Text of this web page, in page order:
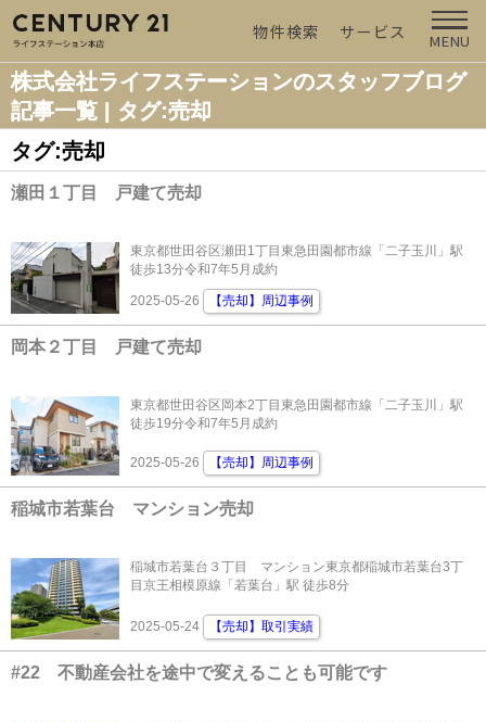
物件検索 サービス MENU
株式会社ライフステーションのスタッフブログ
記事一覧 | タグ:売却
タグ:売却
瀬田１丁目 戸建て売却
東京都世田谷区瀬田1丁目東急田園都市線「二子玉川」駅
徒歩13分令和7年5月成約
2025-05-26 【売却】周辺事例
岡本２丁目 戸建て売却
東京都世田谷区岡本2丁目東急田園都市線「二子玉川」駅
徒歩19分令和7年5月成約
2025-05-26 【売却】周辺事例
稲城市若葉台 マンション売却
稲城市若葉台３丁目 マンション東京都稲城市若葉台3丁
目京王相模原線「若葉台」駅 徒歩8分
2025-05-24 【売却】取引実績
#22 不動産会社を途中で変えることも可能です